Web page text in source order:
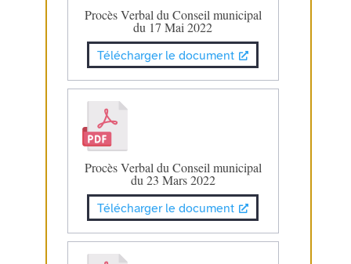
Procès Verbal du Conseil municipal
du 17 Mai 2022
Télécharger le document
Procès Verbal du Conseil municipal
du 23 Mars 2022
Télécharger le document